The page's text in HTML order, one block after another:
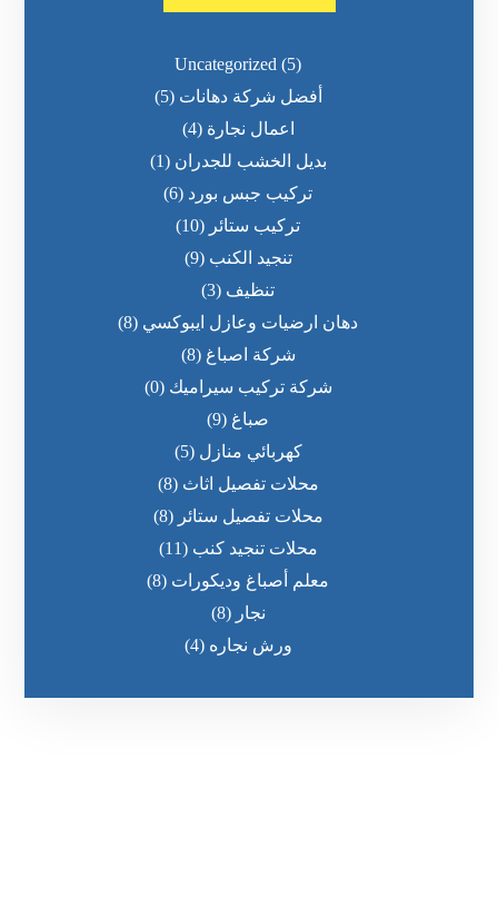
Uncategorized (5)
أفضل شركة دهانات (5)
اعمال نجارة (4)
بديل الخشب للجدران (1)
تركيب جبس بورد (6)
تركيب ستائر (10)
تنجيد الكنب (9)
تنظيف (3)
دهان ارضيات وعازل ايبوكسي (8)
شركة اصباغ (8)
شركة تركيب سيراميك (0)
صباغ (9)
كهربائي منازل (5)
محلات تفصيل اثاث (8)
محلات تفصيل ستائر (8)
محلات تنجيد كنب (11)
معلم أصباغ وديكورات (8)
نجار (8)
ورش نجاره (4)